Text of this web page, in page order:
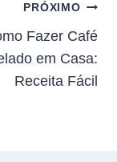
PRÓXIMO
Fazer Café
em Casa:
Receita Fácil